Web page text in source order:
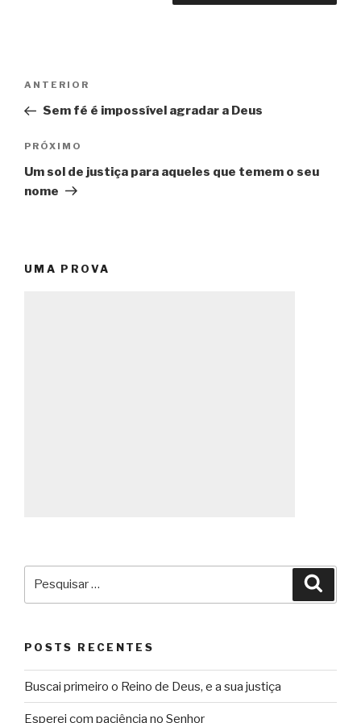
Post
Post
anterior
ANTERIOR
Sem fé é impossível agradar a Deus
Próximo
post
PRÓXIMO
Um sol de justiça para aqueles que temem o seu
nome
UMA PROVA
POSTS RECENTES
Buscai primeiro o Reino de Deus, e a sua justiça
Esperei com paciência no Senhor